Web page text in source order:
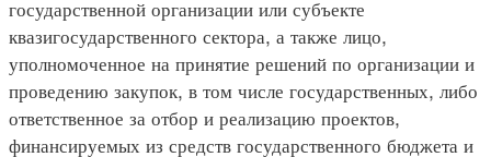
государственной организации или субъекте
квазигосударственного сектора, а также лицо,
уполномоченное на принятие решений по организации и
проведению закупок, в том числе государственных, либо
ответственное за отбор и реализацию проектов,
финансируемых из средств государственного бюджета и